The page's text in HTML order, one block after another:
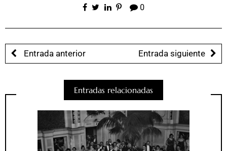
0
Entrada anterior Entrada siguiente
Entradas relacionadas